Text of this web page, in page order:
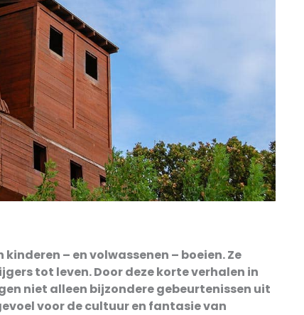
– en volwassenen – boeien. Ze
tot leven. Door deze korte verhalen in
niet alleen bijzondere gebeurtenissen uit
voor de cultuur en fantasie van